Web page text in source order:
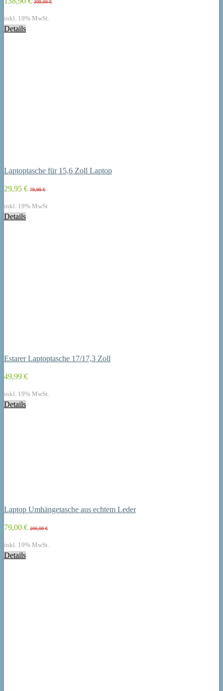
209,00 €
inkl. 19% MwSt.
Details
Laptoptasche für 15,6 Zoll Laptop
29,95 € 79,99 €
inkl. 19% MwSt.
Details
Estarer Laptoptasche 17/17,3 Zoll
49,99 €
inkl. 19% MwSt.
Details
Laptop Umhängetasche aus echtem Leder
79,00 € 200,00 €
inkl. 19% MwSt.
Details